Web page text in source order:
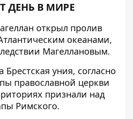
ДЕНЬ В МИРЕ
открыл пролив
океанами,
Магеллановым.
Брестская уния, согласно
православной церкви
признали над
Римского.